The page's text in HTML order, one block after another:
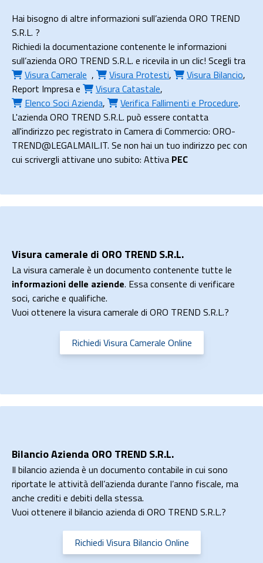
Hai bisogno di altre informazioni sull’azienda ORO TREND
S.R.L. ?
Richiedi la documentazione contenente le informazioni
sull’azienda ORO TREND S.R.L. e ricevila in un clic! Scegli tra
Visura Camerale , Visura Protesti, Visura Bilancio,
Report Impresae Visura Catastale,
Elenco Soci Azienda, Verifica Fallimenti e Procedure.
L'azienda ORO TREND S.R.L. può essere contatta
all'indirizzo pec registrato in Camera di Commercio: ORO-
TREND@LEGALMAIL.IT. Se non hai un tuo indirizzo pec con
cui scrivergli attivane uno subito: Attiva PEC
Visura camerale di ORO TREND S.R.L.
La visura camerale è un documento contenente tutte le
informazioni delle aziende. Essa consente di verificare
soci, cariche e qualifiche.
Vuoi ottenere la visura camerale di ORO TREND S.R.L.?
Richiedi Visura Camerale Online
Bilancio Azienda ORO TREND S.R.L.
Il bilancio azienda è un documento contabile in cui sono
riportate le attività dell’azienda durante l’anno fiscale, ma
anche crediti e debiti della stessa.
Vuoi ottenere il bilancio azienda di ORO TREND S.R.L.?
Richiedi Visura Bilancio Online